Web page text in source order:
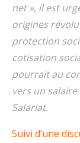
net », il est
origines
protection
cotisation
pourrait au
vers un
Salariat.
Suivi d’une